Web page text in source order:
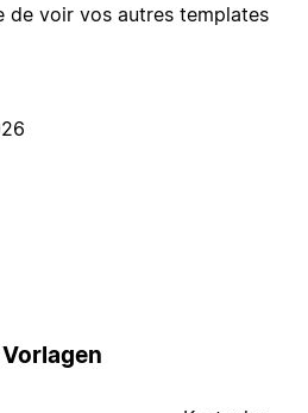
de voir vos autres templates